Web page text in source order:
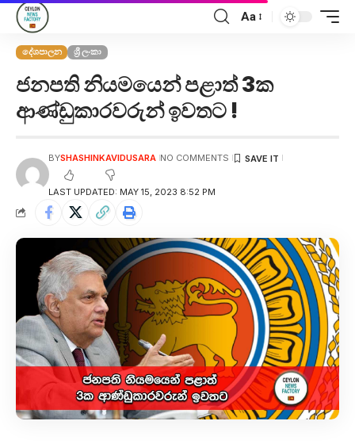
Aa
දේශපාලන ශ්‍රී ලංකා
ජනපති නියමයෙන් පළාත් 3ක
ආණ්ඩුකාරවරුන් ඉවතට !
LAST UPDATED: MAY 15, 2023 8:52 PM
BYSHASHINKAVIDUSARA NO COMMENTS